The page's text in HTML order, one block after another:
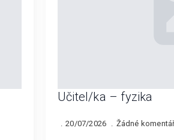
Učitel/ka – fyzika
20/07/2026 Žádné